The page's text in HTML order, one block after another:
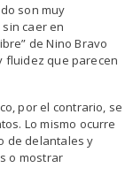
son muy
caer en
de Nino Bravo
fluidez que parecen
por el contrario, se
Lo mismo ocurre
de delantales y
o mostrar